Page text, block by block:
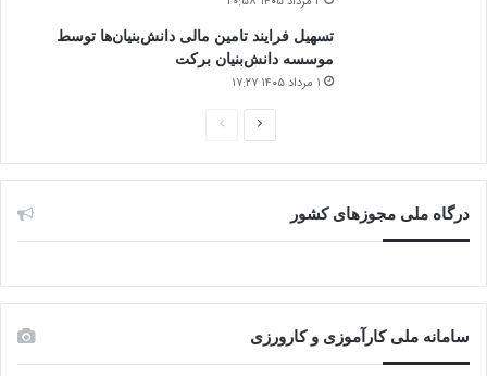
تسهیل فرایند تامین مالی دانش‌بنیان‌ها توسط
موسسه دانش‌بنیان برکت
۱ مرداد ۱۴۰۵ ۱۷:۲۷
صفحه
صفحه
درگاه ملی مجوزهای کشور
سامانه ملی کارآموزی و کارورزی